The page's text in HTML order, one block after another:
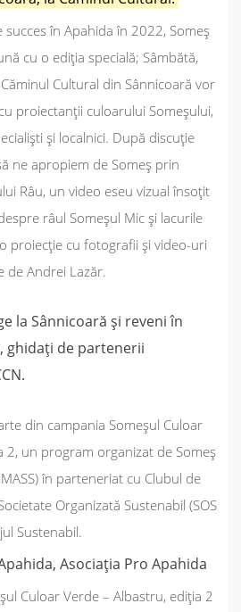
în Apahida în 2022, Someș
cu o ediția specială; Sâmbătă,
Cultural din Sânnicoară vor
proiectanții culoarului Someșului,
și localnici. După discuție
ne apropiem de Someș prin
Râu, un video eseu vizual însoțit
râul Someșul Mic și lacurile
proiecție cu fotografii și video-uri
de Andrei Lazăr.
la Sânnicoară și reveni în
ghidați de partenerii
din campania Someșul Culoar
2, un program organizat de Someș
în parteneriat cu Clubul de
Organizată Sustenabil (SOS
Sustenabil.
Asociația Pro Apahida
Culoar Verde – Albastru, ediția 2